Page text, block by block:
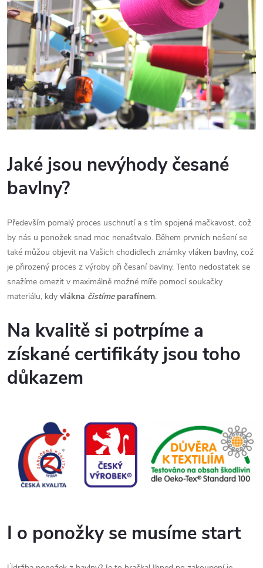
Jaké jsou nevýhody česané
bavlny?
Především pomalý proces uschnutí a s tím spojená mačkavost, což
by nás u ponožek snad moc nenaštvalo. Během prvních nošení se
také můžou objevit na Vašich chodidlech známky vláken bavlny, což
je přirozený proces z výroby při česaní bavlny. Tento nedostatek se
snažíme omezit v maximálně možné míře pomocí soukačky
materiálu, kdy vlákna čistímeparafínem.
Na kvalitě si potrpíme a
získané certifikáty jsou toho
důkazem
I o ponožky se musíme start